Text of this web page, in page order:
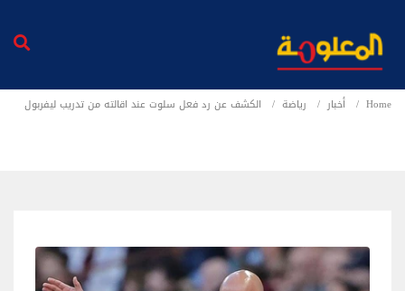
Home أخبار رياضة الكشف عن رد فعل سلوت عند اقالته من تدريب ليفربول